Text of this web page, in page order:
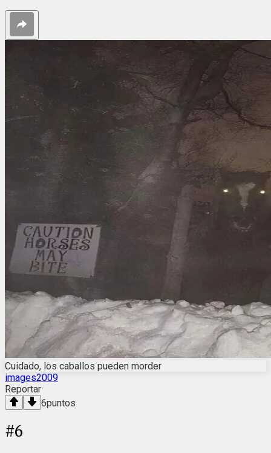
Cuidado, los caballos pueden morder
images2009
Reportar
6puntos
#6